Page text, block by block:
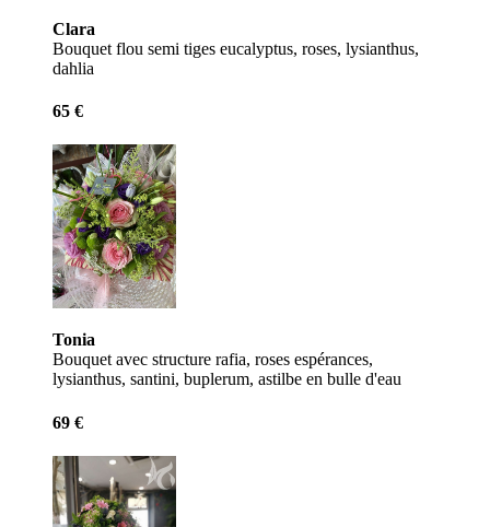
Clara
Bouquet flou semi tiges eucalyptus, roses, lysianthus,
dahlia
65 €
Tonia
Bouquet avec structure rafia, roses espérances,
lysianthus, santini, buplerum, astilbe en bulle d'eau
69 €